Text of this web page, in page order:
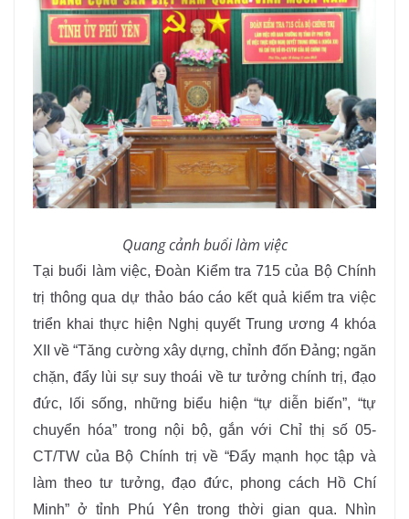
Quang cảnh buổi làm việc
Tại buổi làm việc, Đoàn Kiểm tra 715 của Bộ Chính
trị thông qua dự thảo báo cáo kết quả kiểm tra việc
triển khai thực hiện Nghị quyết Trung ương 4 khóa
XII về “Tăng cường xây dựng, chỉnh đốn Đảng; ngăn
chặn, đẩy lùi sự suy thoái về tư tưởng chính trị, đạo
đức, lối sống, những biểu hiện “tự diễn biến”, “tự
chuyển hóa” trong nội bộ, gắn với Chỉ thị số 05-
CT/TW của Bộ Chính trị về “Đẩy mạnh học tập và
làm theo tư tưởng, đạo đức, phong cách Hồ Chí
Minh” ở tỉnh Phú Yên trong thời gian qua. Nhìn